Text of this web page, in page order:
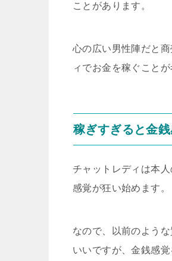
ことがあります。
心の広い男性陣だと
ィでお金を稼ぐこと
稼ぎすぎると金
チャットレディは本
感覚が狂い始めます。
なので、以前のよう
いいですが、金銭感